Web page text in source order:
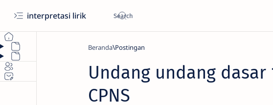
interpretasi lirik
Beranda
Undang undang
CPNS